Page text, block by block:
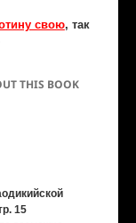
свою, так
THIS BOOK
15